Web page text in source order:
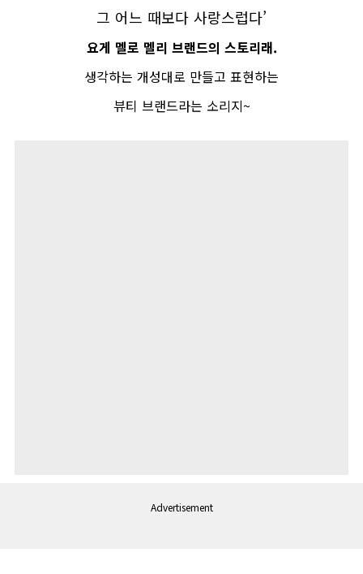
그 어느 때보다 사랑스럽다’
요게 멜로 멜리 브랜드의 스토리래.
생각하는 개성대로 만들고 표현하는
뷰티 브랜드라는 소리지~
Advertisement